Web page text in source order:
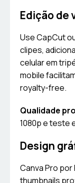
Edição de
Use CapCut
clipes,
celular em
mobile
royalty-free.
Qualidade
1080p e teste
Design
Canva Pro
thumbnails